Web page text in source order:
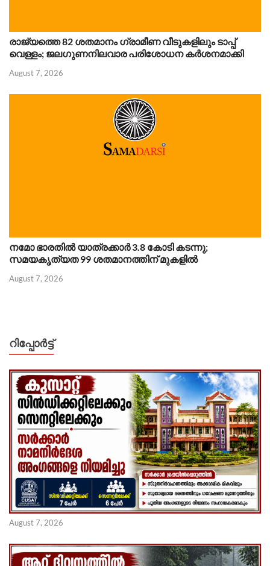
രാജ്യത്തെ 82 ശതമാനം ഗ്രാമീണ വീടുകളിലും ടാപ്പ്
വെള്ളം; ജലഗുണനിലവാര പരിശോധന കർശനമാക്കി
August 7, 2026
നമോ ഭാരതിൽ യാത്രക്കാർ 3.8 കോടി കടന്നു;
സമയകൃത്യത 99 ശതമാനത്തിന് മുകളിൽ
August 7, 2026
റിപ്പോര്‍ട്ട്
August 7, 2026